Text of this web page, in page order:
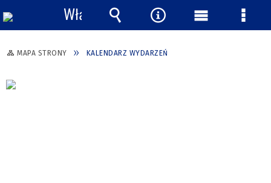
MAPA STRONY KALENDARZ WYDARZEŃ
Włącz
powiadomienia
Wyszukiwarka
Narzędzia
Menu Menu